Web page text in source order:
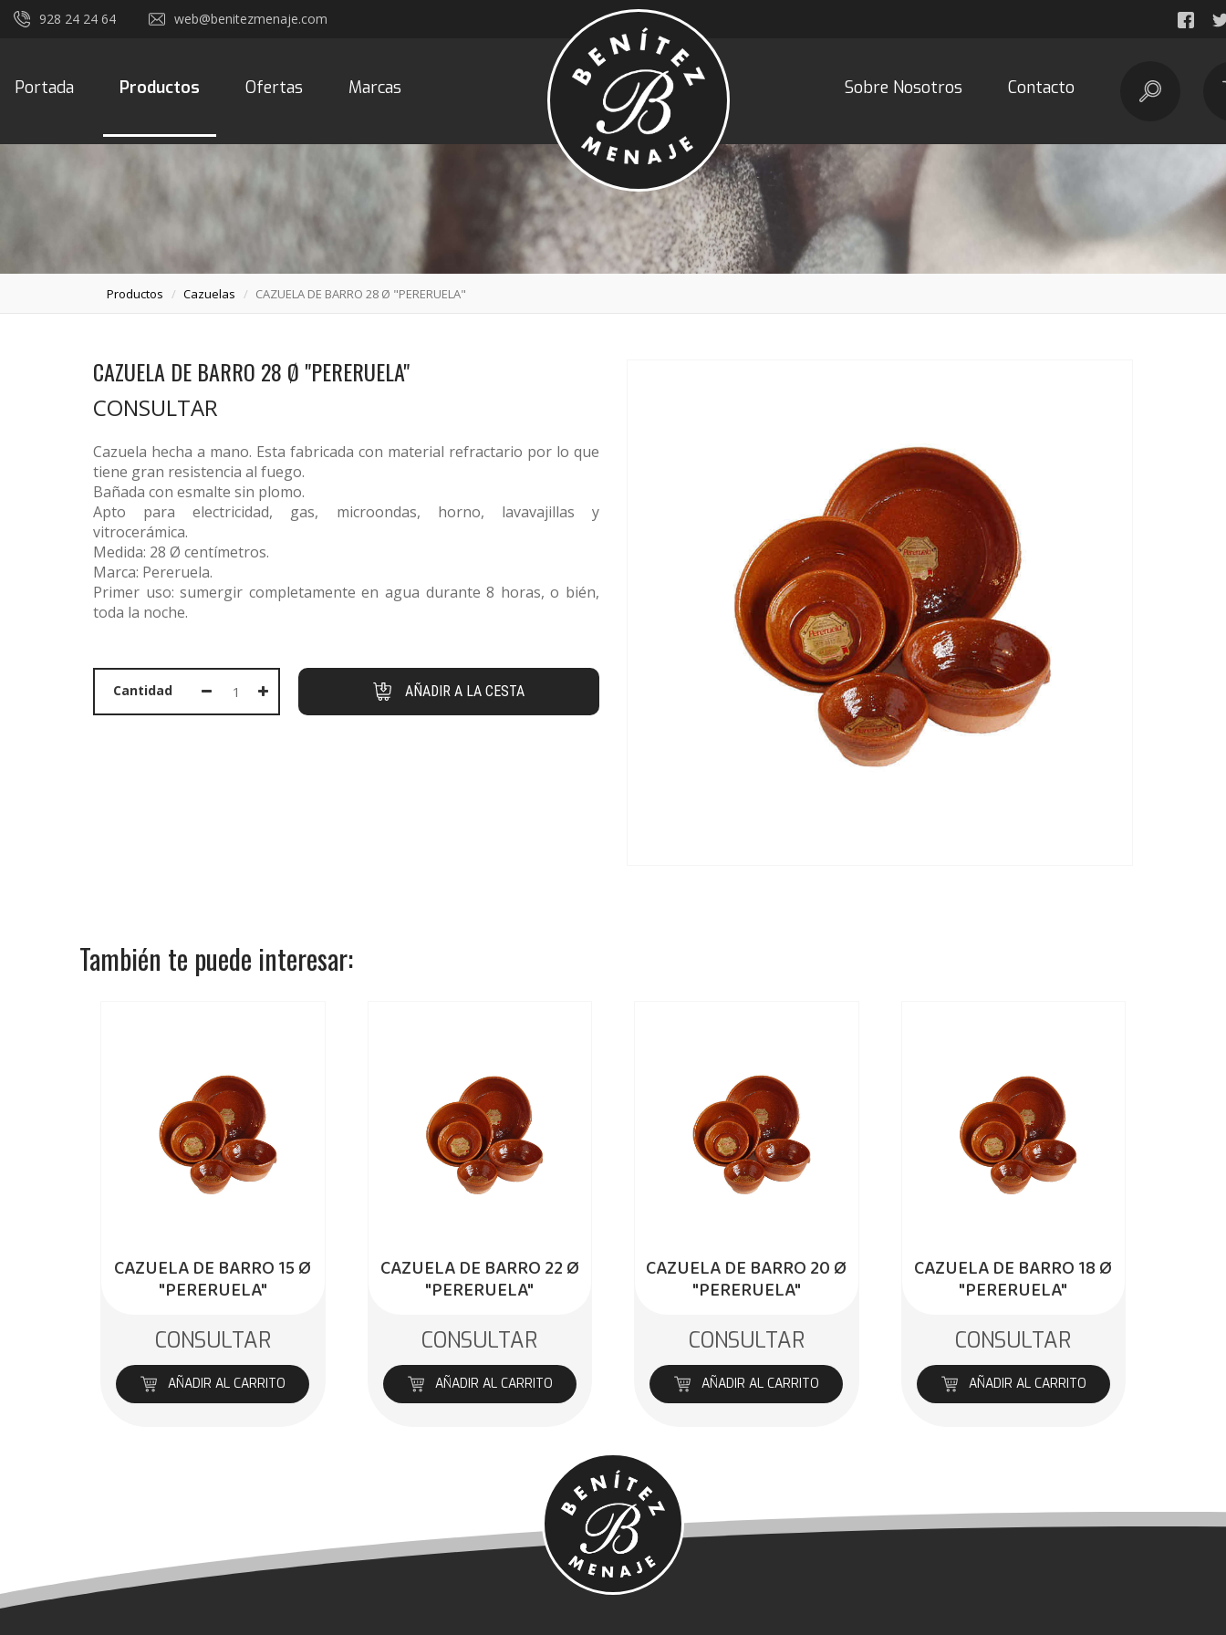
928 24 24 64 web@benitezmenaje.com
Portada Productos Ofertas Marcas Sobre Nosotros Contacto
Productos Cazuelas CAZUELA DE BARRO 28 Ø "PERERUELA"
CAZUELA DE BARRO 28 Ø "PERERUELA"
CONSULTAR
Cazuela hecha a mano. Esta fabricada con material refractario por lo que
tiene gran resistencia al fuego.
Bañada con esmalte sin plomo.
Apto para electricidad, gas, microondas, horno, lavavajillas y
vitrocerámica.
Medida: 28 Ø centímetros.
Marca: Pereruela.
Primer uso: sumergir completamente en agua durante 8 horas, o bién,
toda la noche.
Cantidad AÑADIR A LA CESTA
También te puede interesar:
CAZUELA DE BARRO 15 Ø
"PERERUELA"
CONSULTAR
AÑADIR AL CARRITO
CAZUELA DE BARRO 22 Ø
"PERERUELA"
CONSULTAR
AÑADIR AL CARRITO
CAZUELA DE BARRO 20 Ø
"PERERUELA"
CONSULTAR
AÑADIR AL CARRITO
CAZUELA DE BARRO 18 Ø
"PERERUELA"
CONSULTAR
AÑADIR AL CARRITO